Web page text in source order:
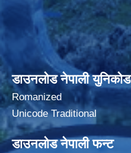
डाउनलोड नेपाली युनिकोड
Romanized
Unicode Traditional
डाउनलोड नेपाली फन्ट